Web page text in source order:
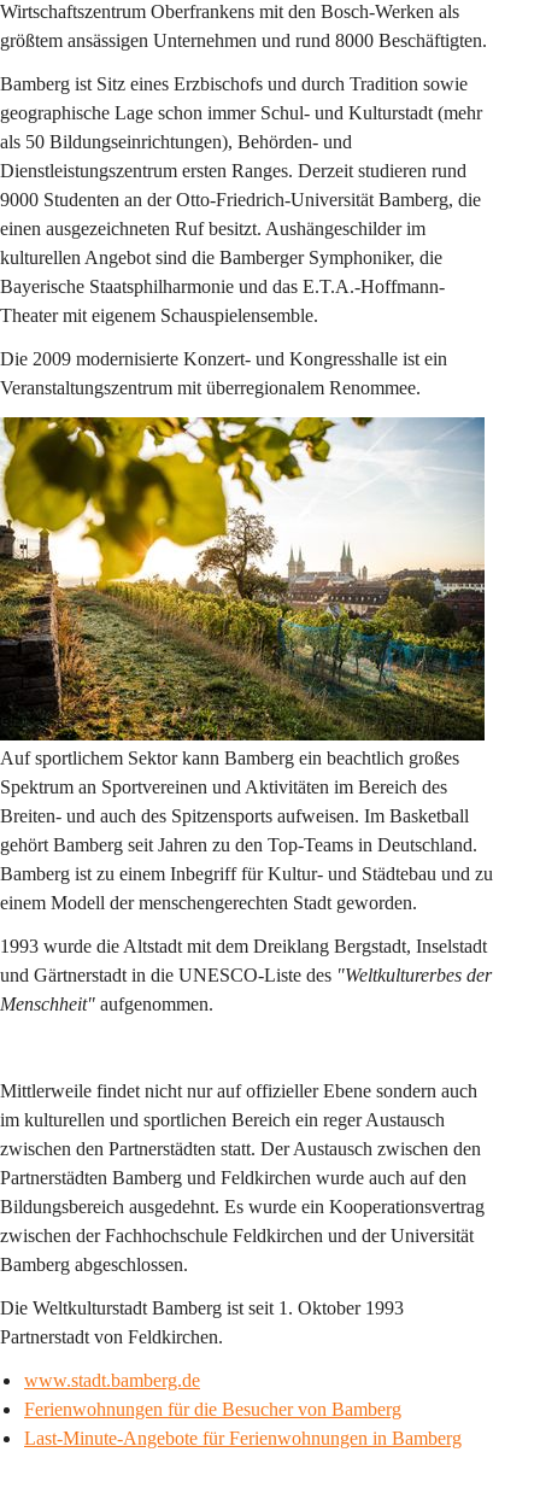
Wirtschaftszentrum Oberfrankens mit den Bosch-Werken als
größtem ansässigen Unternehmen und rund 8000 Beschäftigten.
Bamberg ist Sitz eines Erzbischofs und durch Tradition sowie
geographische Lage schon immer Schul- und Kulturstadt (mehr
als 50 Bildungseinrichtungen), Behörden- und
Dienstleistungszentrum ersten Ranges. Derzeit studieren rund
9000 Studenten an der Otto-Friedrich-Universität Bamberg, die
einen ausgezeichneten Ruf besitzt. Aushängeschilder im
kulturellen Angebot sind die Bamberger Symphoniker, die
Bayerische Staatsphilharmonie und das E.T.A.-Hoffmann-
Theater mit eigenem Schauspielensemble.
Die 2009 modernisierte Konzert- und Kongresshalle ist ein
Veranstaltungszentrum mit überregionalem Renommee.
Auf sportlichem Sektor kann Bamberg ein beachtlich großes
Spektrum an Sportvereinen und Aktivitäten im Bereich des
Breiten- und auch des Spitzensports aufweisen. Im Basketball
gehört Bamberg seit Jahren zu den Top-Teams in Deutschland.
Bamberg ist zu einem Inbegriff für Kultur- und Städtebau und zu
einem Modell der menschengerechten Stadt geworden.
1993 wurde die Altstadt mit dem Dreiklang Bergstadt, Inselstadt
und Gärtnerstadt in die UNESCO-Liste des "Weltkulturerbes der
Menschheit" aufgenommen.
Mittlerweile findet nicht nur auf offizieller Ebene sondern auch
im kulturellen und sportlichen Bereich ein reger Austausch
zwischen den Partnerstädten statt. Der Austausch zwischen den
Partnerstädten Bamberg und Feldkirchen wurde auch auf den
Bildungsbereich ausgedehnt. Es wurde ein Kooperationsvertrag
zwischen der Fachhochschule Feldkirchen und der Universität
Bamberg abgeschlossen.
Die Weltkulturstadt Bamberg ist seit 1. Oktober 1993
Partnerstadt von Feldkirchen.
www.stadt.bamberg.de
Ferienwohnungen für die Besucher von Bamberg
Last-Minute-Angebote für Ferienwohnungen in Bamberg